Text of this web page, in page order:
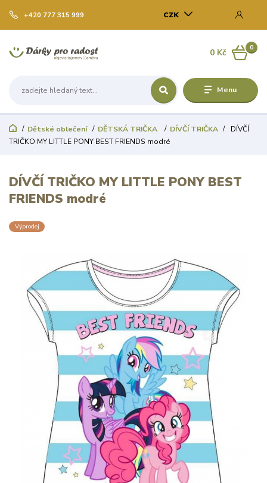
Menu
CZK
+420 777 315 999
0
0 Kč
Dětské oblečení DĚTSKÁ TRIČKA DÍVČÍ TRIČKA
DÍVČÍ
TRIČKO MY LITTLE PONY BEST FRIENDS modré
DÍVČÍ TRIČKO MY LITTLE PONY BEST
FRIENDS modré
Výprodej